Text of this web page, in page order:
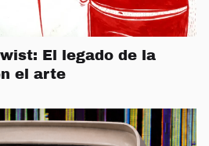
El legado de la
el arte